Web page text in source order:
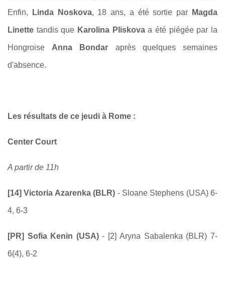
Enfin, Linda Noskova, 18 ans, a été sortie par Magda
Linette tandis que Karolina Pliskovaa été piégée par la
Hongroise Anna Bondar après quelques semaines
d'absence.
Les résultats de ce jeudi à Rome :
Center Court
A partir de 11h
[14] Victoria Azarenka (BLR) - Sloane Stephens (USA) 6-
4, 6-3
[PR] Sofia Kenin (USA)- [2]Aryna Sabalenka (BLR) 7-
6(4), 6-2